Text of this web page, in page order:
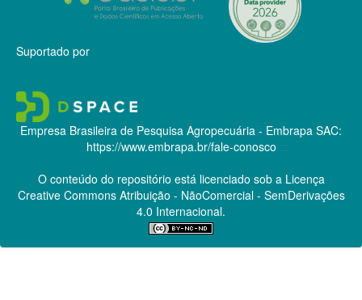
Suportado por
Empresa Brasileira de Pesquisa Agropecuária - Embrapa SAC:
https://www.embrapa.br/fale-conosco
O conteúdo do repositório está licenciado sob a Licença
Creative CommonsAtribuição - NãoComercial - SemDerivações
4.0 Internacional.